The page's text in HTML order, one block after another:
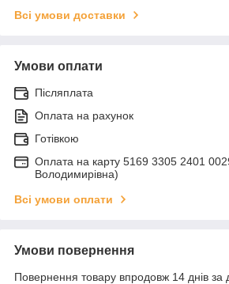
Всі умови доставки
Умови оплати
Післяплата
Оплата на рахунок
Готівкою
Оплата на карту 5169 3305 2401
Володимирівна)
Всі умови оплати
Умови повернення
Повернення товару впродовж 14 днів за